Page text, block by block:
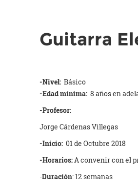
Guitarra
-Nivel: Básico
-Edad mínima: 8 años en
-Profesor:
Jorge Cárdenas Villegas
-Inicio: 01 de Octubre 2018
-Horarios:A convenir con el
-Duración: 12 semanas